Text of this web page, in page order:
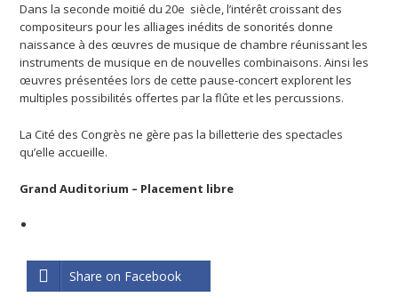
Dans la seconde moitié du 20e siècle, l’intérêt croissant des
compositeurs pour les alliages inédits de sonorités donne
naissance à des œuvres de musique de chambre réunissant les
instruments de musique en de nouvelles combinaisons. Ainsi les
œuvres présentées lors de cette pause-concert explorent les
multiples possibilités offertes par la flûte et les percussions.
La Cité des Congrès ne gère pas la billetterie des spectacles
qu’elle accueille.
Grand Auditorium – Placement libre
Share on Facebook